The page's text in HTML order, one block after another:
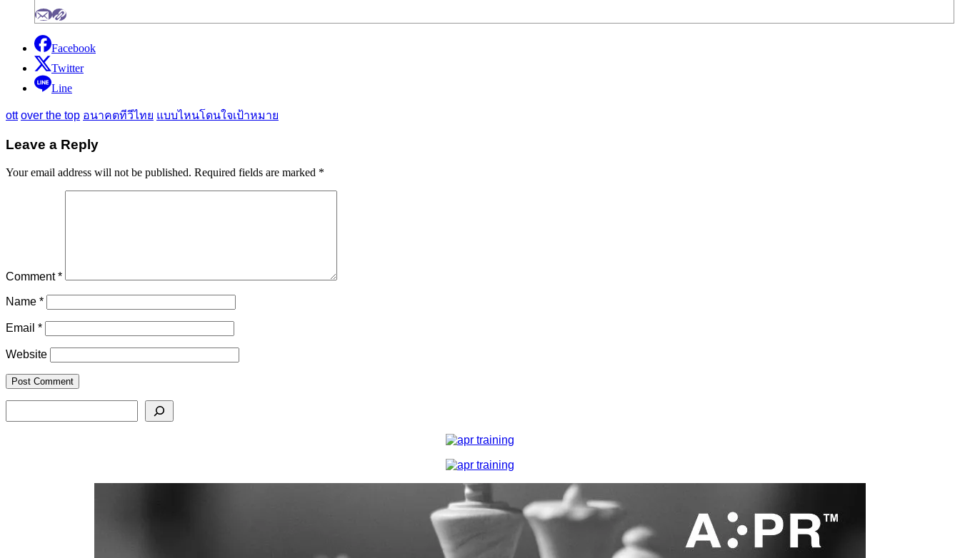
Facebook
Twitter
Line
ott over the top อนาคตทีวีไทย แบบไหนโดนใจเป้าหมาย
Leave a Reply
Your email address will not be published. Required fields are marked *
Comment*
Name *
Email *
Website